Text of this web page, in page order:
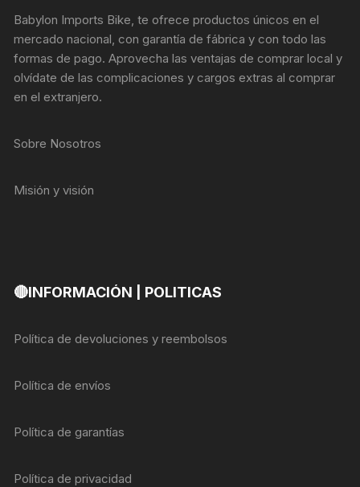
Babylon Imports Bike, te ofrece productos únicos en el
mercado nacional, con garantía de fábrica y con todo las
formas de pago. Aprovecha las ventajas de comprar local y
olvídate de las complicaciones y cargos extras al comprar
en el extranjero.
Sobre Nosotros
Misión y visión
🔴INFORMACIÓN | POLITICAS
Política de devoluciones y reembolsos
Política de envíos
Política de garantías
Política de privacidad